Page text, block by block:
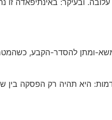
ומתן להסדר-הקבע,
היא תהיה רק הפסקה בין